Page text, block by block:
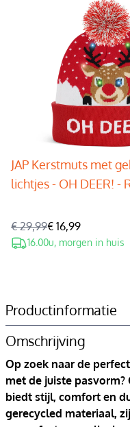
JAP Kerstmuts met
lichtjes - OH DEER! -
€ 29,99€ 16,99
16.00u, morgen in huis
Productinformatie
Omschrijving
Op zoek naar de
met de juiste
biedt stijl, comfort en
gerecycled materiaal,